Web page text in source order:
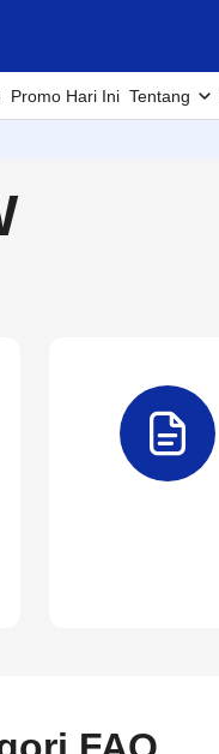
Promo Hari Ini Tentang